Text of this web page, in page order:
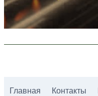
Главная Контакты